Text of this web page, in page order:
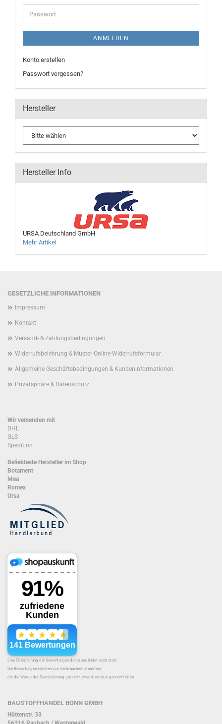
Adresse
Passwort
ANMELDEN
Konto erstellen
Passwort vergessen?
Hersteller
Hersteller Info
URSA Deutschland GmbH
Mehr Artikel
GESETZLICHE INFORMATIONEN
Impressum
Kontakt
Versand- & Zahlungsbedingungen
Widerrufsbelehrung & Muster-Online-Widerrufsformular
Allgemeine Geschäftsbedingungen & Kundeninformationen
Privatsphäre & Datenschutz
Wir versenden mit
DHL
GLS
Spedition
Beliebteste Hersteller im Shop
Botament
Mea
Romex
Ursa
Eine Überprüfung der Bewertungen durch uns findet nicht statt.
Die Bewertungen könnten von Verbrauchern stammen,
die die Ware oder Dienstleistung gar nicht erworben oder genutzt haben.
BAUSTOFFHANDEL BONN GMBH
Hüttenstr. 33